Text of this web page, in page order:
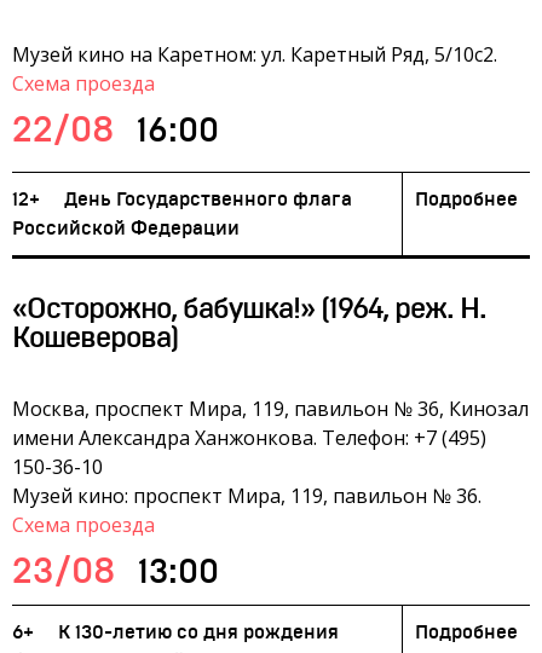
Музей кино на Каретном: ул. Каретный Ряд, 5/10с2.
Схема проезда
22/08 16:00
12+
День Государственного флага
Российской Федерации
Подробнее
«Осторожно, бабушка!» (1964, реж. Н.
Кошеверова)
Москва, проспект Мира, 119, павильон № 36, Кинозал
имени Александра Ханжонкова. Телефон: +7 (495)
150-36-10
Музей кино: проспект Мира, 119, павильон № 36.
Схема проезда
23/08 13:00
6+
К 130-летию со дня рождения
Подробнее